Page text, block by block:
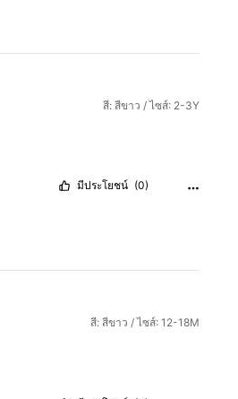
สี: สีขาว / ไซส์: 2-3Y
มีประโยชน์ (0)
สี: สีขาว / ไซส์: 12-18M